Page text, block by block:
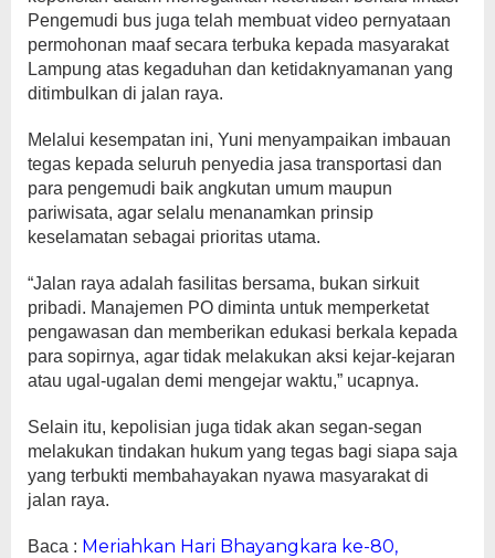
Pengemudi bus juga telah membuat video pernyataan
permohonan maaf secara terbuka kepada masyarakat
Lampung atas kegaduhan dan ketidaknyamanan yang
ditimbulkan di jalan raya.
Melalui kesempatan ini, Yuni menyampaikan imbauan
tegas kepada seluruh penyedia jasa transportasi dan
para pengemudi baik angkutan umum maupun
pariwisata, agar selalu menanamkan prinsip
keselamatan sebagai prioritas utama.
“Jalan raya adalah fasilitas bersama, bukan sirkuit
pribadi. Manajemen PO diminta untuk memperketat
pengawasan dan memberikan edukasi berkala kepada
para sopirnya, agar tidak melakukan aksi kejar-kejaran
atau ugal-ugalan demi mengejar waktu,” ucapnya.
Selain itu, kepolisian juga tidak akan segan-segan
melakukan tindakan hukum yang tegas bagi siapa saja
yang terbukti membahayakan nyawa masyarakat di
jalan raya.
Baca : Meriahkan Hari Bhayangkara ke-80,